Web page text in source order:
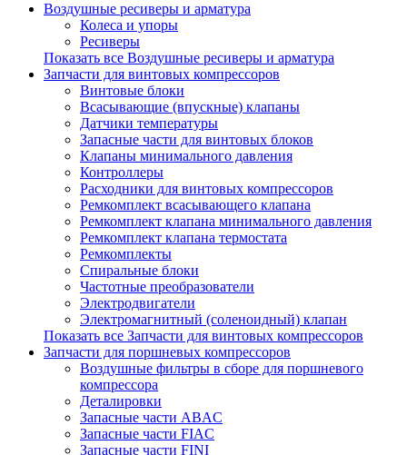
Воздушные ресиверы и арматура
Колеса и упоры
Ресиверы
Показать все Воздушные ресиверы и арматура
Запчасти для винтовых компрессоров
Винтовые блоки
Всасывающие (впускные) клапаны
Датчики температуры
Запасные части для винтовых блоков
Клапаны минимального давления
Контроллеры
Расходники для винтовых компрессоров
Ремкомплект всасывающего клапана
Ремкомплект клапана минимального давления
Ремкомплект клапана термостата
Ремкомплекты
Спиральные блоки
Частотные преобразователи
Электродвигатели
Электромагнитный (соленоидный) клапан
Показать все Запчасти для винтовых компрессоров
Запчасти для поршневых компрессоров
Воздушные фильтры в сборе для поршневого
компрессора
Деталировки
Запасные части ABAC
Запасные части FIAC
Запасные части FINI